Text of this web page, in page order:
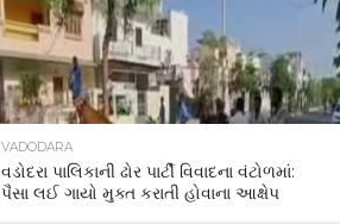
VADODARA
વડોદરા પાલિકાની ઢોર પાર્ટી વિવાદના વંટોળમાં:
પૈસા લઈ ગાયો મુક્ત કરાતી હોવાના આક્ષેપ